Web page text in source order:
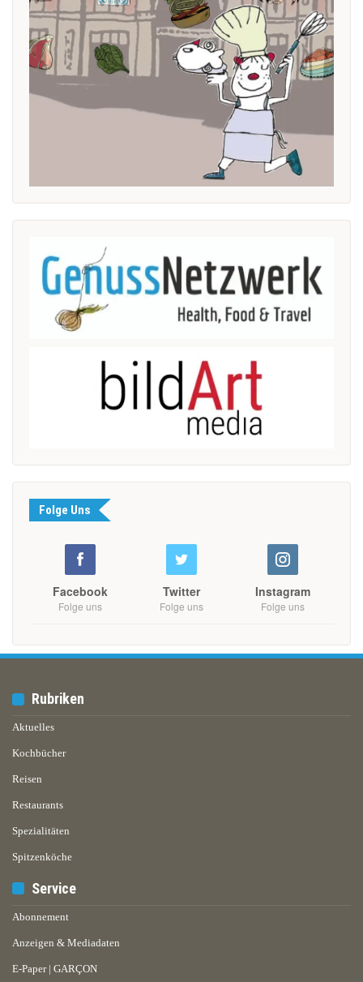
Folge Uns
Facebook
Folge uns
Twitter
Folge uns
Instagram
Folge uns
Rubriken
Aktuelles
Kochbücher
Reisen
Restaurants
Spezialitäten
Spitzenköche
Service
Abonnement
Anzeigen & Mediadaten
E-Paper | GARÇON